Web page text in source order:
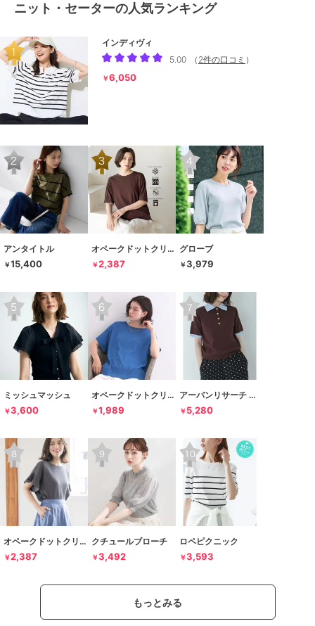
ニット・セーターの人気ランキング
インディヴィ
5.00
（ 2件の口コミ ）
￥6,050
アンタイトル
￥15,400
オペークドットクリップ
￥2,387
グローブ
￥3,979
ミッシュマッシュ
￥3,600
オペークドットクリップ
￥1,989
アーバンリサーチ サニーレーベル
￥ 5,280
オペークドットクリップ
￥2,387
クチュールブローチ
￥3,492
ロペピクニック
￥3,593
もっとみる